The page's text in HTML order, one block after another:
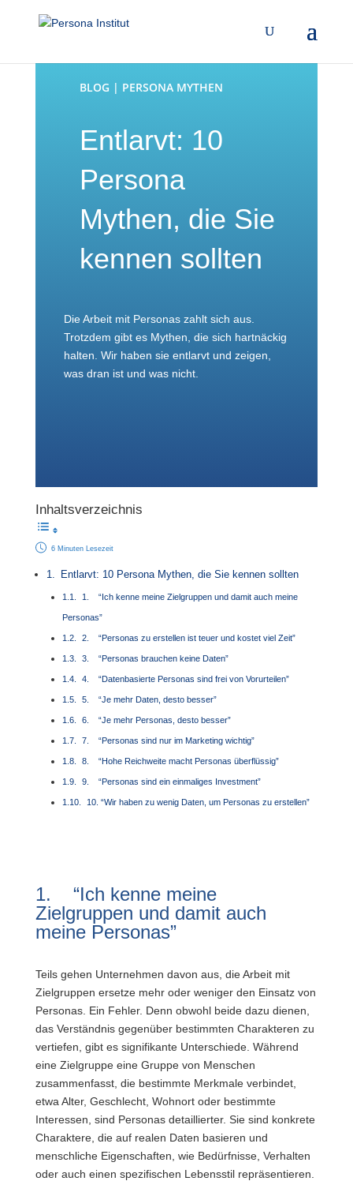
BLOG | PERSONA MYTHEN
Entlarvt: 10
Persona
Mythen, die Sie
kennen sollten
Die Arbeit mit Personas zahlt sich aus.
Trotzdem gibt es Mythen, die sich hartnäckig
halten. Wir haben sie entlarvt und zeigen,
was dran ist und was nicht.
Inhaltsverzeichnis
6 Minuten Lesezeit
Entlarvt: 10 Persona Mythen, die Sie kennen sollten
1. “Ich kenne meine Zielgruppen und damit auch meine
Personas”
2. “Personas zu erstellen ist teuer und kostet viel Zeit”
3. “Personas brauchen keine Daten”
4. “Datenbasierte Personas sind frei von Vorurteilen”
5. “Je mehr Daten, desto besser”
6. “Je mehr Personas, desto besser”
7. “Personas sind nur im Marketing wichtig”
8. “Hohe Reichweite macht Personas überflüssig”
9. “Personas sind ein einmaliges Investment”
10. “Wir haben zu wenig Daten, um Personas zu erstellen”
1. “Ich kenne meine
Zielgruppen und damit auch
meine Personas”
Teils gehen Unternehmen davon aus, die Arbeit mit
Zielgruppen ersetze mehr oder weniger den Einsatz von
Personas. Ein Fehler. Denn obwohl beide dazu dienen,
das Verständnis gegenüber bestimmten Charakteren zu
vertiefen, gibt es signifikante Unterschiede. Während
eine Zielgruppe eine Gruppe von Menschen
zusammenfasst, die bestimmte Merkmale verbindet,
etwa Alter, Geschlecht, Wohnort oder bestimmte
Interessen, sind Personas detaillierter. Sie sind konkrete
Charaktere, die auf realen Daten basieren und
menschliche Eigenschaften, wie Bedürfnisse, Verhalten
oder auch einen spezifischen Lebensstil repräsentieren.